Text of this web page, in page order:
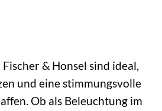
& Honsel sind ideal,
und eine stimmungsvolle
Ob als Beleuchtung im